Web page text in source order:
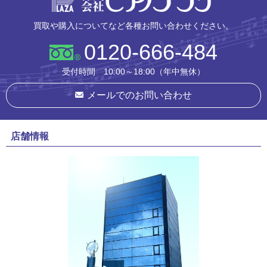
買取や購入についてなど各種お問い合わせください。
0120-666-484
受付時間 10:00～18:00（年中無休）
メールでのお問い合わせ
店舗情報